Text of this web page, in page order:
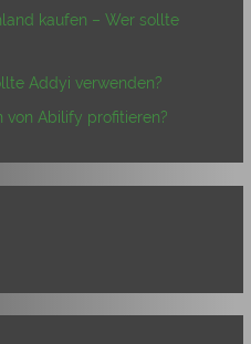
kaufen – Wer sollte
Addyi verwenden?
von Abilify profitieren?